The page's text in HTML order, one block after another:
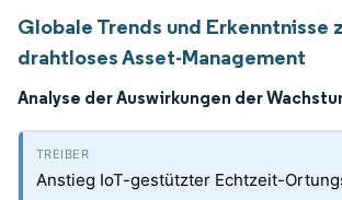
Globale Trends und Erkenntnisse
drahtloses Asset-Management
Analyse der Auswirkungen der
Anstieg IoT-gestützter Echtzeit-